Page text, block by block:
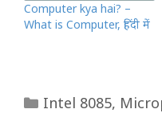
Computer kya hai? –
What is Computer, हिंदी में
Categories
Intel 8085,